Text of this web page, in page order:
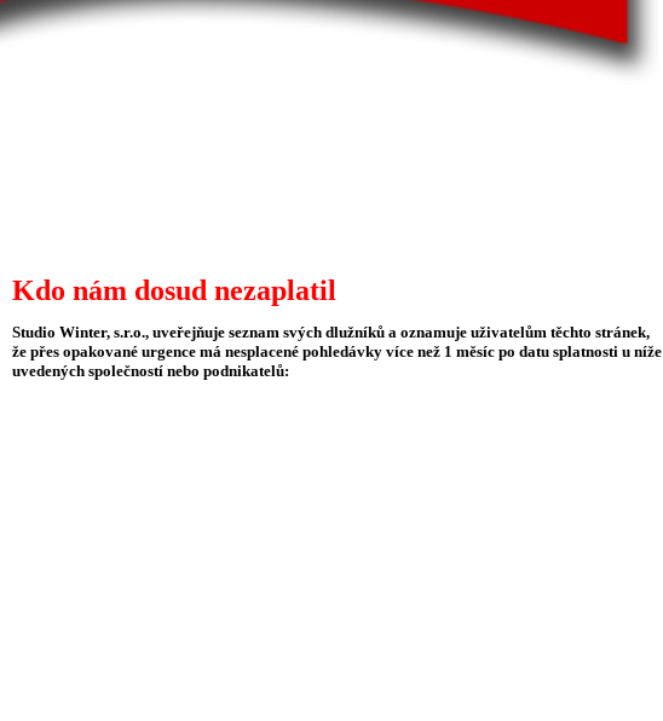
Kdo nám dosud nezaplatil
Studio Winter, s.r.o., uveřejňuje seznam svých dlužníků a oznamuje uživatelům těchto stránek,
že přes opakované urgence má nesplacené pohledávky více než 1 měsíc po datu splatnosti u níže
uvedených společností nebo podnikatelů: